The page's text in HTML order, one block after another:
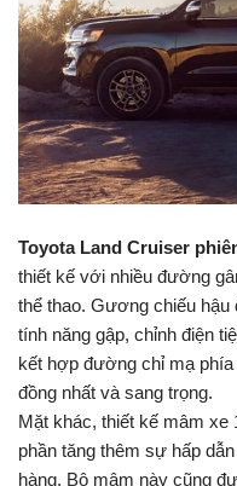
Toyota Land Cruiser
thiết kế với nhiều đường
thể thao. Gương chiếu
tính năng gập, chỉnh điện
kết hợp đường chỉ mạ
đồng nhất và sang trọng.
Mặt khác, thiết kế mâm xe
phần tăng thêm sự hấp
hàng. Bộ mâm này cũng